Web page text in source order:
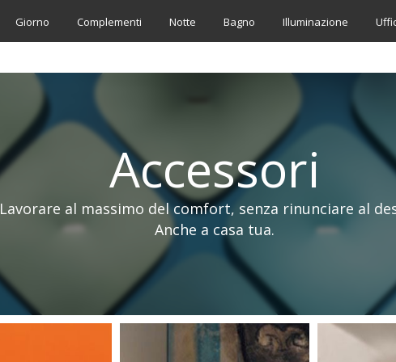
Giorno Complementi Notte Bagno Illuminazione
Accessori
Lavorare al massimo del comfort, senza rinunciare al
Anche a casa tua.